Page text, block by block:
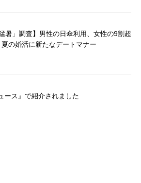
暑」調査】男性の日傘利用、女性の9割超
の婚活に新たなデートマナー
ース』で紹介されました